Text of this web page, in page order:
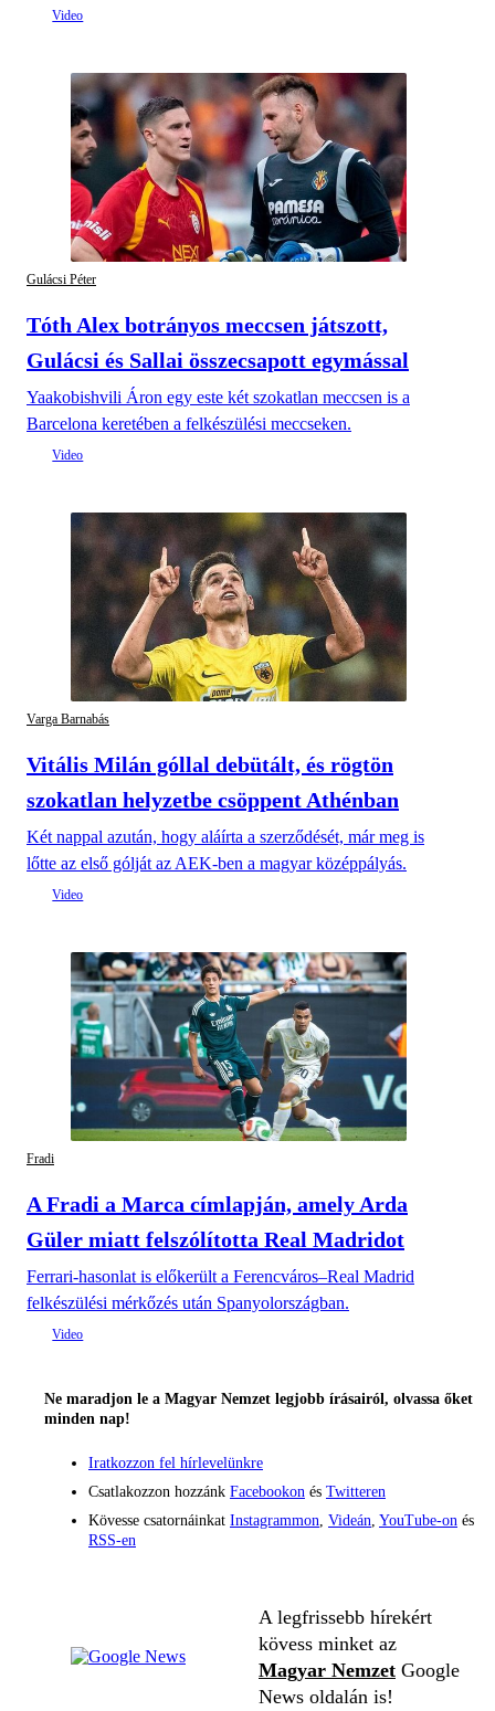
Gulácsi Péter
Tóth Alex botrányos meccsen játszott,
Gulácsi és Sallai összecsapott egymással
Yaakobishvili Áron egy este két szokatlan meccsen is a
Barcelona keretében a felkészülési meccseken.
Varga Barnabás
Vitális Milán góllal debütált, és rögtön
szokatlan helyzetbe csöppent Athénban
Két nappal azután, hogy aláírta a szerződését, már meg is
lőtte az első gólját az AEK-ben a magyar középpályás.
Fradi
A Fradi a Marca címlapján, amely Arda
Güler miatt felszólította Real Madridot
Ferrari-hasonlat is előkerült a Ferencváros–Real Madrid
felkészülési mérkőzés után Spanyolországban.
Ne maradjon le a Magyar Nemzet legjobb írásairól, olvassa őket
minden nap!
Iratkozzon fel hírlevelünkre
Csatlakozzon hozzánk Facebookon és Twitteren
Kövesse csatornáinkat Instagrammon Videán YouTube-on és
RSS-en
A legfrissebb hírekért
kövess minket az
Magyar Nemzet Google
News oldalán is!